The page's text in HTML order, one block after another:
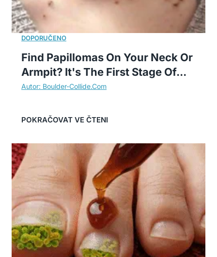
Find Papillomas On Your Neck Or
Armpit? It's The First Stage Of...